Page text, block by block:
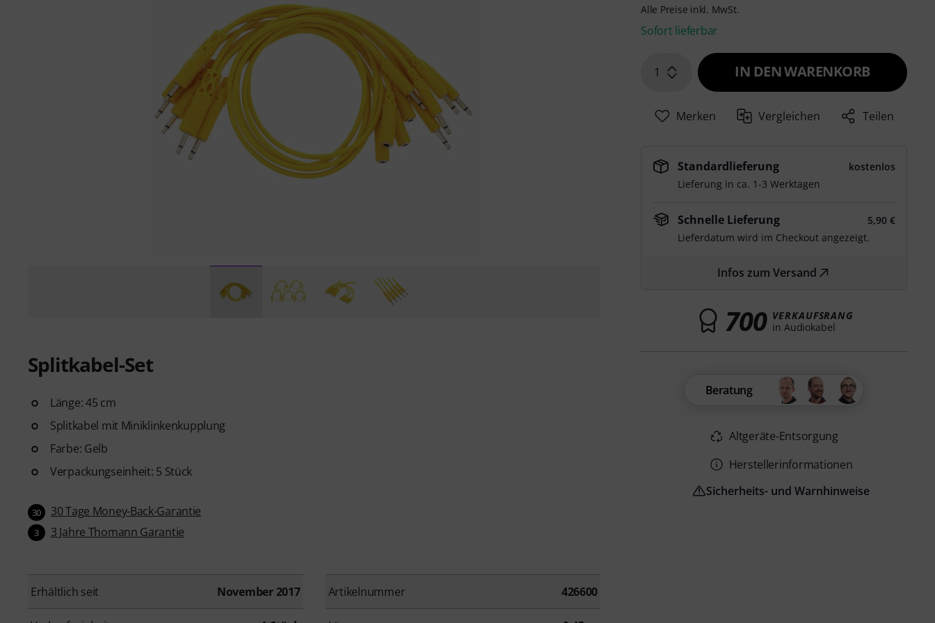
Splitkabel-Set
Länge: 45 cm
Splitkabel mit Miniklinkenkupplung
Farbe: Gelb
Verpackungseinheit: 5 Stück
30 30 Tage Money-Back-Garantie
3 3 Jahre Thomann Garantie
Erhältlich seit November 2017 Artikelnummer 426600
Alle Preise inkl. MwSt.
Sofort lieferbar
1 IN DEN WARENKORB
Merken Vergleichen Teilen
Standardlieferung
kostenlos
Lieferung in ca. 1-3 Werktagen
Schnelle Lieferung
5,90 €
Lieferdatum wird im Checkout angezeigt.
Infos zum Versand
700 VERKAUFSRANG
in Audiokabel
Beratung
Altgeräte-Entsorgung
Herstellerinformationen
Sicherheits- und Warnhinweise